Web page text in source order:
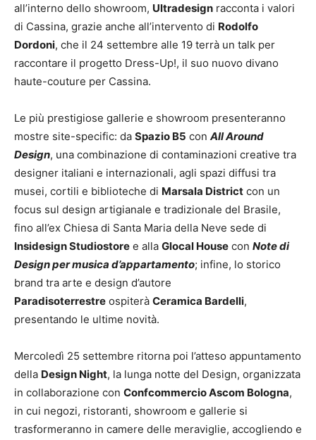
all’interno dello showroom, Ultradesign racconta i valori
di Cassina, grazie anche all’intervento di Rodolfo
Dordoni, che il 24 settembre alle 19 terrà un talk per
raccontare il progetto Dress-Up!, il suo nuovo divano
haute-couture per Cassina.
Le più prestigiose gallerie e showroom presenteranno
mostre site-specific: da Spazio B5 con All Around
Design, una combinazione di contaminazioni creative tra
designer italiani e internazionali, agli spazi diffusi tra
musei, cortili e biblioteche di Marsala District con un
focus sul design artigianale e tradizionale del Brasile,
fino all’ex Chiesa di Santa Maria della Neve sede di
Insidesign Studiostore e alla Glocal House con Note di
Design per musica d’appartamento; infine, lo storico
brand tra arte e design d’autore
Paradisoterrestre ospiterà Ceramica Bardelli,
presentando le ultime novità.
Mercoledì 25 settembre ritorna poi l’atteso appuntamento
della Design Night, la lunga notte del Design, organizzata
in collaborazione con Confcommercio Ascom Bologna,
in cui negozi, ristoranti, showroom e gallerie si
trasformeranno in camere delle meraviglie, accogliendo e